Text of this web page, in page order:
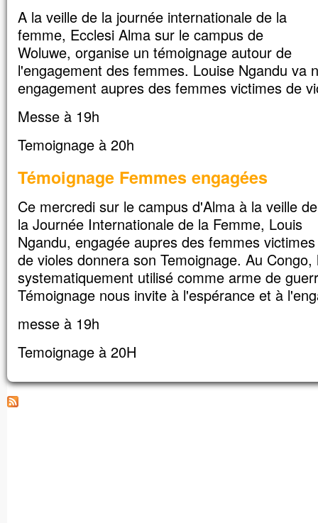
Car celui qui veut sauver sa vie
la perdra,
mais qui perd sa vie à cause de moi
la trouvera.
Quel avantage, en effet, un homme
à gagner le monde entier,
Amen, je vous le dis :
certains ne connaîtront pas la mort
avant d’avoir vu le Fils de l’homme
venir dans son Règne. »
– Acclamons la Parole de Dieu.
A la veille de la journée internationale de la
femme, Ecclesi Alma sur le campus de
Woluwe, organise un témoignage autour de
l'engagement des femmes. Louise Ngandu va
engagement aupres des femmes victimes de
Messe à 19h
Temoignage à 20h
Témoignage Femmes engagées
Ce mercredi sur le campus d'Alma à la veille de
la Journée Internationale de la Femme, Louis
Ngandu, engagée aupres des femmes victimes
de violes donnera son Temoignage. Au Congo,
systematiquement utilisé comme arme de
Témoignage nous invite à l'espérance et à
messe à 19h
Temoignage à 20H